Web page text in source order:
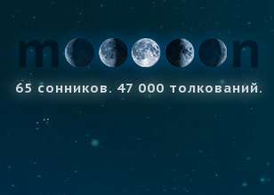
65 сонников. 47 000 толкований.